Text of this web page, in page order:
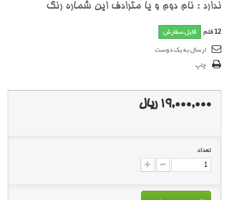
ندارد : نام دوم و يا مترادف اين شماره رنگ
12قلم قابل سفارش
ارسال به یک دوست
چاپ
19,000,000 ریال
تعداد